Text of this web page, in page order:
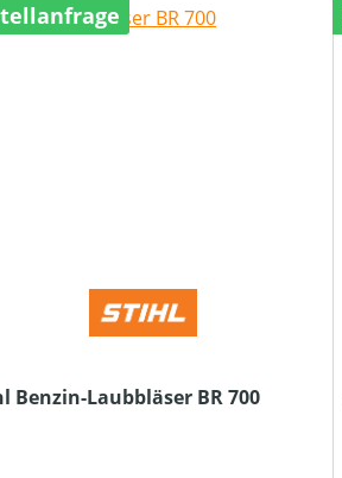
Benzin-Laubbläser BR 700